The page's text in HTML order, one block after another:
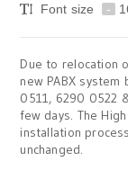
Font size
-
Due to relocation
new PABX
0511, 6290 0522
few days. The
installation
unchanged.